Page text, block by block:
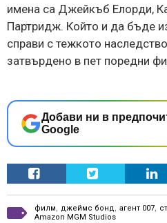
имена са Джейкъб Елорди,
Партридж. Който и да бъде
справи с тежкото
затвърдено в пет поредни
Добави ни в
Google
филм, джеймс бонд, агент 007,
Amazon MGM Studios